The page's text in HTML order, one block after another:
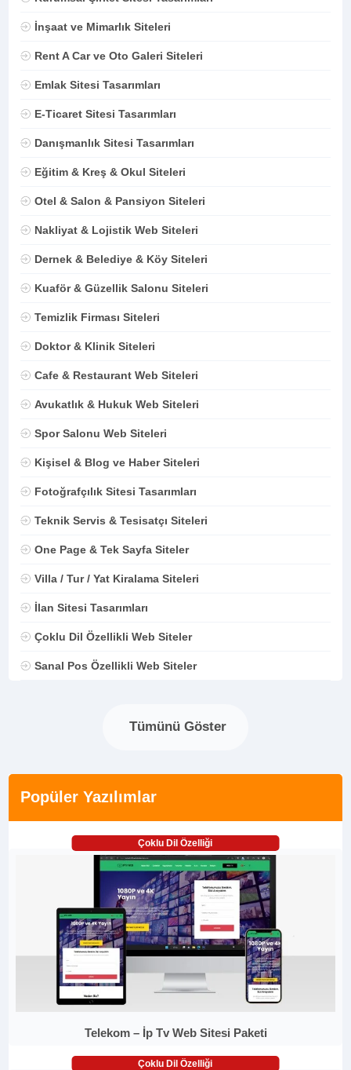
İnşaat ve Mimarlık Siteleri
Rent A Car ve Oto Galeri Siteleri
Emlak Sitesi Tasarımları
E-Ticaret Sitesi Tasarımları
Danışmanlık Sitesi Tasarımları
Eğitim & Kreş & Okul Siteleri
Otel & Salon & Pansiyon Siteleri
Nakliyat & Lojistik Web Siteleri
Dernek & Belediye & Köy Siteleri
Kuaför & Güzellik Salonu Siteleri
Temizlik Firması Siteleri
Doktor & Klinik Siteleri
Cafe & Restaurant Web Siteleri
Avukatlık & Hukuk Web Siteleri
Spor Salonu Web Siteleri
Kişisel & Blog ve Haber Siteleri
Fotoğrafçılık Sitesi Tasarımları
Teknik Servis & Tesisatçı Siteleri
One Page & Tek Sayfa Siteler
Villa / Tur / Yat Kiralama Siteleri
İlan Sitesi Tasarımları
Çoklu Dil Özellikli Web Siteler
Sanal Pos Özellikli Web Siteler
Tümünü Göster
Popüler Yazılımlar
Çoklu Dil Özelliği
Telekom – İp Tv Web Sitesi Paketi
Çoklu Dil Özelliği